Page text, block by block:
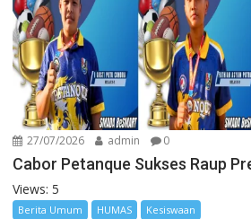
27/07/2026 admin 0
Cabor Petanque Sukses Raup
Views: 5
Berita Umum HUMAS Kesiswaan